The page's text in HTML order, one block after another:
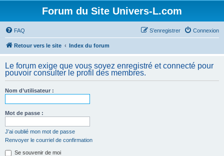
Forum du Site Univers-L.com
FAQ Connexion
S’enregistrer
Retour vers le site Index du forum
Le forum exige que vous soyez enregistré et connecté pour
pouvoir consulter le profil des membres.
Nom d’utilisateur :
Mot de passe :
J’ai oublié mon mot de passe
Renvoyer le courriel de confirmation
Se souvenir de moi